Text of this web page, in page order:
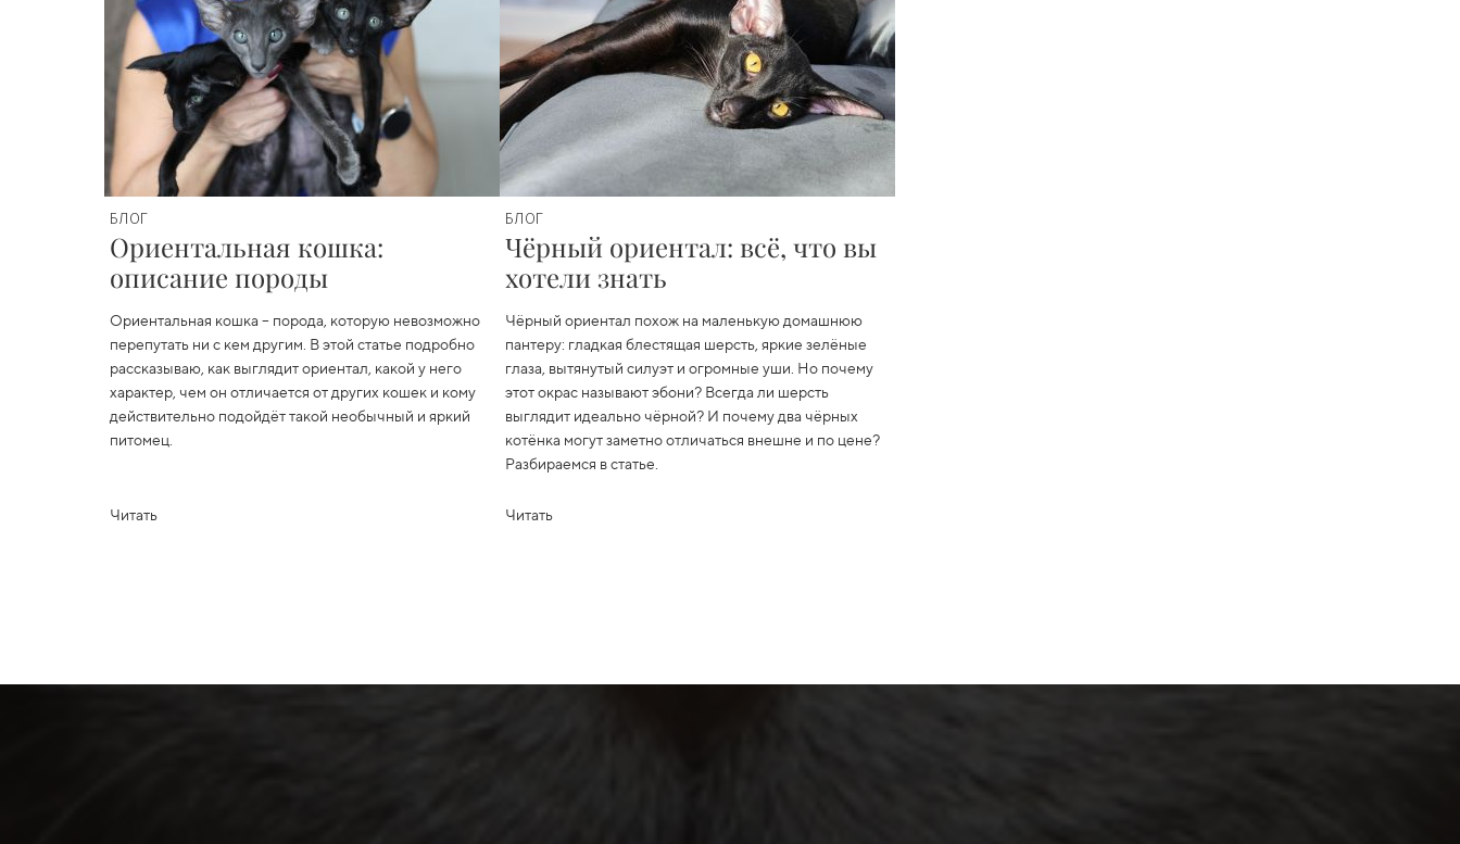
БЛОГ
Ориентальная кошка:
описание породы
Ориентальная кошка – порода, которую невозможно
перепутать ни с кем другим. В этой статье подробно
рассказываю, как выглядит ориентал, какой у него
характер, чем он отличается от других кошек и кому
действительно подойдёт такой необычный и яркий
питомец.
Читать
БЛОГ
Чёрный ориентал: всё, что вы
хотели знать
Чёрный ориентал похож на маленькую домашнюю
пантеру: гладкая блестящая шерсть, яркие зелёные
глаза, вытянутый силуэт и огромные уши. Но почему
этот окрас называют эбони? Всегда ли шерсть
выглядит идеально чёрной? И почему два чёрных
котёнка могут заметно отличаться внешне и по цене?
Разбираемся в статье.
Читать